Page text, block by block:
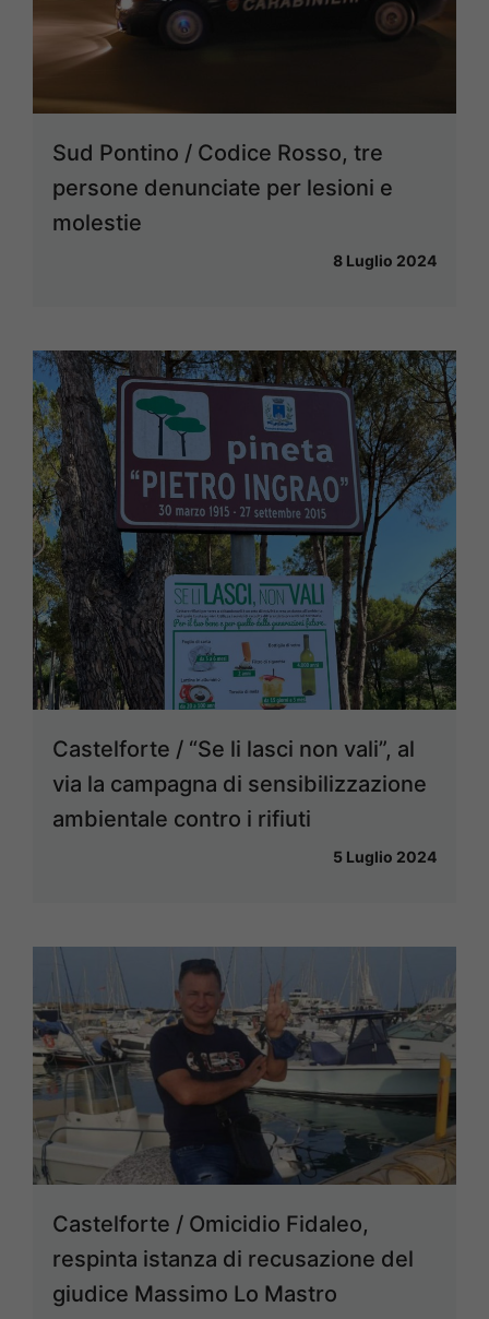
Sud Pontino / Codice Rosso, tre
persone denunciate per lesioni e
molestie
8 Luglio 2024
Castelforte / “Se li lasci non vali”, al
via la campagna di sensibilizzazione
ambientale contro i rifiuti
5 Luglio 2024
Castelforte / Omicidio Fidaleo,
respinta istanza di recusazione del
giudice Massimo Lo Mastro